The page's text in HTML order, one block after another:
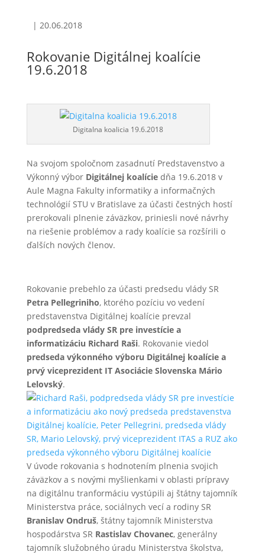
| 20.06.2018
Rokovanie Digitálnej koalície
19.6.2018
Digitalna koalicia 19.6.2018
Na svojom spoločnom zasadnutí Predstavenstvo a
Výkonný výbor Digitálnej koalíciedňa 19.6.2018 v
Aule Magna Fakulty informatiky a informačných
technológií STU v Bratislave za účasti čestných hostí
prerokovali plnenie záväzkov, priniesli nové návrhy
na riešenie problémov a rady koalície sa rozšírili o
ďalších nových členov.
Rokovanie prebehlo za účasti predsedu vlády SR
Petra Pellegriniho, ktorého pozíciu vo vedení
predstavenstva Digitálnej koalície prevzal
podpredseda vlády SR pre investície a
informatizáciu Richard Raši. Rokovanie viedol
predseda výkonného výboru Digitálnej koalície a
prvý viceprezident IT Asociácie Slovenska Mário
Lelovský.
V úvode rokovania s hodnotením plnenia svojich
záväzkov a s novými myšlienkami v oblasti prípravy
na digitálnu tranformáciu vystúpili aj štátny tajomník
Ministerstva práce, sociálnych vecí a rodiny SR
Branislav Ondruš, štátny tajomník Ministerstva
hospodárstva SR Rastislav Chovanec, generálny
tajomník služobného úradu Ministerstva školstva,